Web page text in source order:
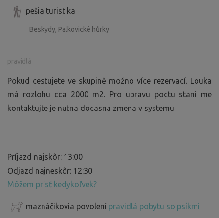
pešia turistika
Beskydy, Palkovické hůrky
pravidlá
Pokud cestujete ve skupině možno více rezervací. Louka
má rozlohu cca 2000 m2. Pro upravu poctu stani me
kontaktujte je nutna docasna zmena v systemu.
Príjazd najskôr: 13:00
Odjazd najneskôr: 12:30
Môžem prísť kedykoľvek?
maznáčikovia povolení pravidlá pobytu so psíkmi